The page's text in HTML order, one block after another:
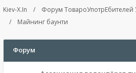
Kiev-X.In
Форум ТовароУпотрЕбителей
Майнинг баунти
Форум